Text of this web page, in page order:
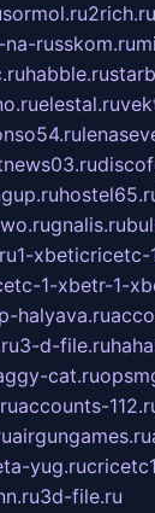
sormol.ru2rich.ru
russkom.ru
habble.ru
elestal.ru
gnalis.ru
1-
1-xbetr-1-
halyava.ru
3-d-file.ru
cat.ru
accounts-
airgungames.ru
yug.ru
3d-file.ru